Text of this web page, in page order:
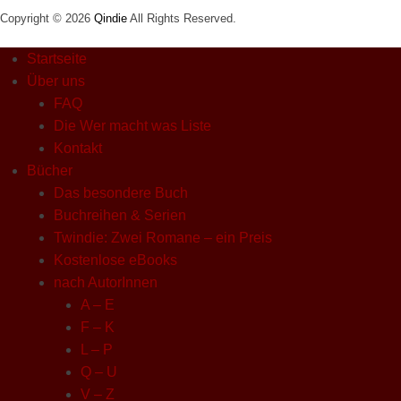
Copyright © 2026 Qindie All Rights Reserved.
Startseite
Über uns
FAQ
Die Wer macht was Liste
Kontakt
Bücher
Das besondere Buch
Buchreihen & Serien
Twindie: Zwei Romane – ein Preis
Kostenlose eBooks
nach AutorInnen
A – E
F – K
L – P
Q – U
V – Z